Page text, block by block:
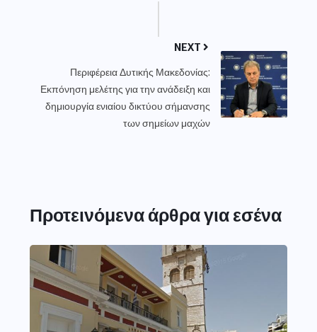
NEXT
Περιφέρεια Δυτικής Μακεδονίας:
Εκπόνηση μελέτης για την ανάδειξη και
δημιουργία ενιαίου δικτύου σήμανσης
των σημείων μαχών
Προτεινόμενα άρθρα για εσένα